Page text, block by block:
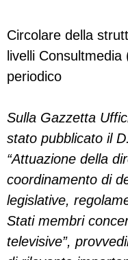
Circolare della
livelli
periodico
Sulla Gazzetta
stato pubblicato il
“Attuazione della
coordinamento di
legislative,
Stati membri
televisive”,